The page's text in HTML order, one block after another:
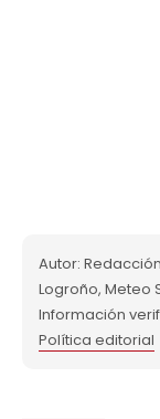
Autor:
Logroño, Meteo
Información
Política editorial